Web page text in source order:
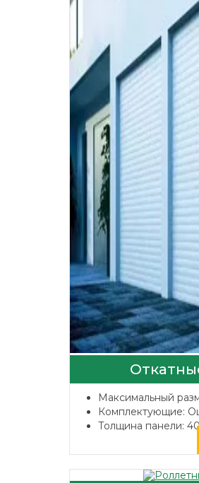
Максимальный
Комплектующие:
Толщина панели: